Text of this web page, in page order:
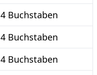
4 Buchstaben
4 Buchstaben
4 Buchstaben